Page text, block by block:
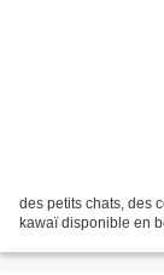
des petits chats, des
kawaï disponible en